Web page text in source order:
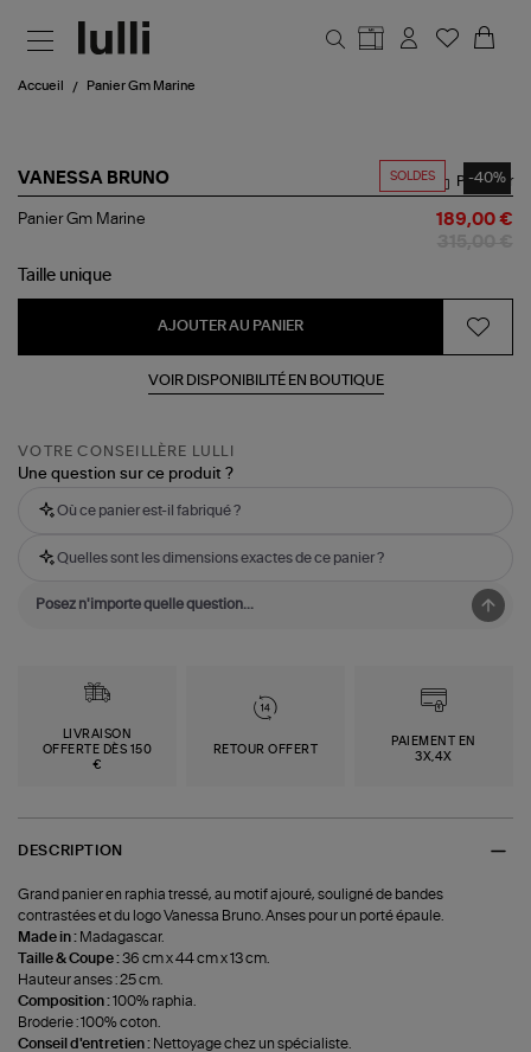
Accueil Panier Gm Marine
SOLDES -40%
VANESSA BRUNO
Panier
Partager
Panier Gm Marine 189,00 €
Taille unique
AJOUTER AU PANIER
VOIR DISPONIBILITÉ EN BOUTIQUE
VOTRE CONSEILLÈRE LULLI
Une question sur ce produit ?
Où ce panier est-il fabriqué ?
Quelles sont les dimensions exactes de ce panier ?
LIVRAISON
OFFERTE DÈS 150
€
RETOUR OFFERT
PAIEMENT EN
3X,4X
DESCRIPTION
Grand panier en raphia tressé, au motif ajouré, souligné de bandes
contrastées et du logo Vanessa Bruno. Anses pour un porté épaule.
Made in : Madagascar.
Taille & Coupe :36 cm x 44 cm x 13 cm.
Hauteur anses : 25 cm.
Composition :100% raphia.
Broderie : 100% coton.
Conseil d'entretien : Nettoyage chez un spécialiste.